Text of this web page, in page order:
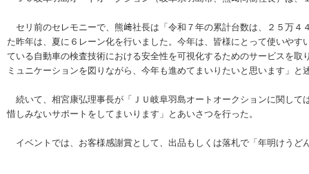
セリ前のセレモニーで、熊﨑社長は「令和７年の累計台数は、２５万４
た昨年は、夏に６レーン化を行いました。今年は、皆様にとって使いや
ている自動車の検査技術における安全性を可視化するためのサービスを
ミュニケーションを図りながら、今年も進めてまいりたいと思います」と
続いて、相宮康弘理事長が「ＪＵ岐阜羽島オートオークションに関して
惜しみないサポートをしてまいります」とあいさつを行った。
イベントでは、お客様感謝賞として、出品もしくは落札で「年明けうど